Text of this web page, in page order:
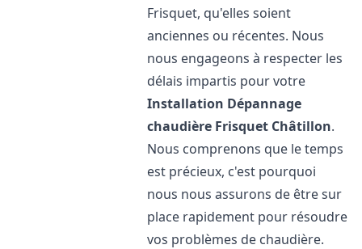
Frisquet, qu'elles soient
anciennes ou récentes. Nous
nous engageons à respecter les
délais impartis pour votre
Installation Dépannage
chaudière Frisquet Châtillon.
Nous comprenons que le temps
est précieux, c'est pourquoi
nous nous assurons de être sur
place rapidement pour résoudre
vos problèmes de chaudière.